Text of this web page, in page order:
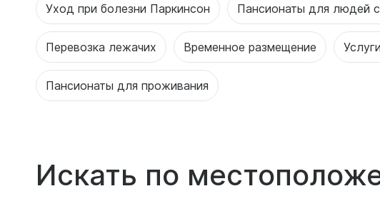
Уход при болезни Паркинсон Пансионаты для людей
Перевозка лежачих Временное размещение
Пансионаты для проживания
Искать по